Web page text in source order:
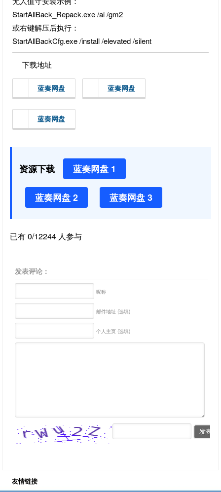
StartAllBack_Repack.exe /ai /gm2
或右键解压后执行：
StartAllBackCfg.exe /install /elevated /silent
下载地址
蓝奏网盘 蓝奏网盘
蓝奏网盘
资源下载 蓝奏网盘 1
蓝奏网盘 2 蓝奏网盘 3
已有 0/12244 人参与
发表评论：
昵称
邮件地址 (选填)
个人主页 (选填)
友情链接